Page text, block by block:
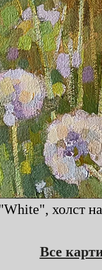
холст
Все